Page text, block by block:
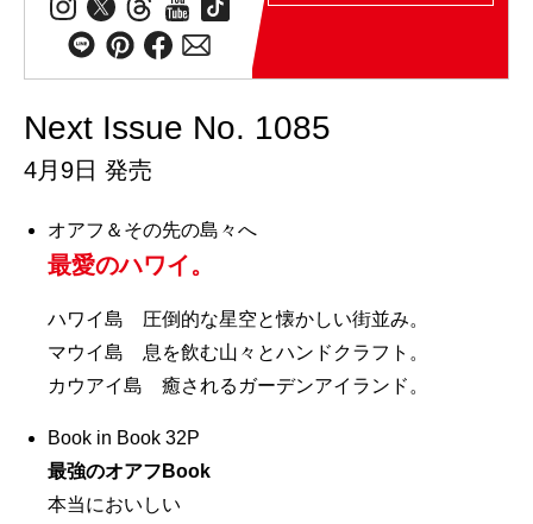
Next Issue No. 1085
4月9日 発売
オアフ＆その先の島々へ
最愛のハワイ。
ハワイ島 圧倒的な星空と懐かしい街並み。
マウイ島 息を飲む山々とハンドクラフト。
カウアイ島 癒されるガーデンアイランド。
Book in Book 32P
最強のオアフBook
本当においしい